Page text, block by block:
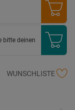
bitte deinen
WUNSCHLISTE